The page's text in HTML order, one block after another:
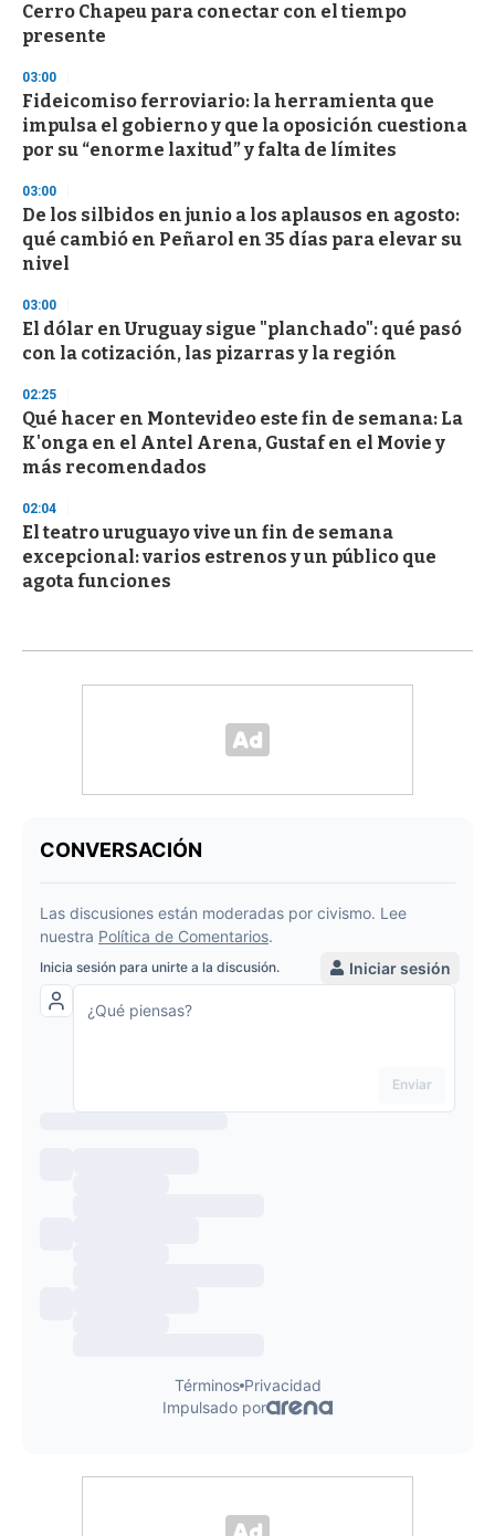
Cerro Chapeu para conectar con el tiempo
presente
03:00
Fideicomiso ferroviario: la herramienta que
impulsa el gobierno y que la oposición cuestiona
por su “enorme laxitud” y falta de límites
03:00
De los silbidos en junio a los aplausos en agosto:
qué cambió en Peñarol en 35 días para elevar su
nivel
03:00
El dólar en Uruguay sigue "planchado": qué pasó
con la cotización, las pizarras y la región
02:25
Qué hacer en Montevideo este fin de semana: La
K'onga en el Antel Arena, Gustaf en el Movie y
más recomendados
02:04
El teatro uruguayo vive un fin de semana
excepcional: varios estrenos y un público que
agota funciones